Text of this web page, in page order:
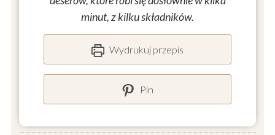
minut, z kilku składników.
Wydrukuj przepis
Pin